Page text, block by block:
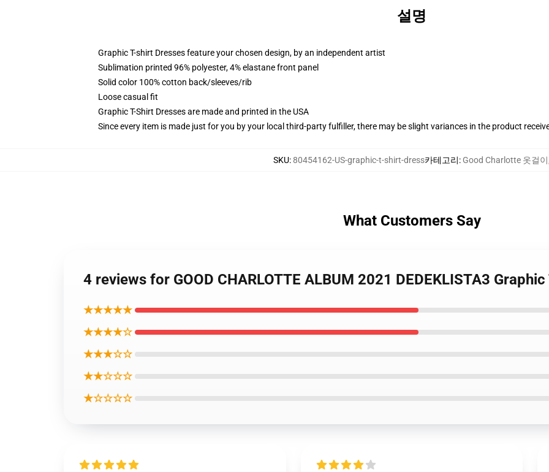
설명
Graphic T-shirt Dresses feature your chosen design, by an independent artist
Sublimation printed 96% polyester, 4% elastane front panel
Solid color 100% cotton back/sleeves/rib
Loose casual fit
Graphic T-Shirt Dresses are made and printed in the USA
Since every item is made just for you by your local third-party fulfiller, there may be slight variances in the product
SKU:80454162-US-graphic-t-shirt-dress카테고리: Good Charlotte 옷걸이
What Customers Say
4 reviews for GOOD CHARLOTTE ALBUM 2021 DEDEKLISTA3
★★★★★
★★★★☆
★★★☆☆
★★☆☆☆
★☆☆☆☆